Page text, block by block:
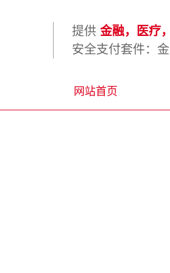
提供 金融，医疗
安全支付套件：
网站首页